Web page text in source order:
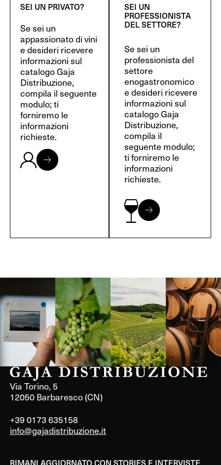
SEI UN PRIVATO?
Se sei un
appassionato di vini
e desideri ricevere
informazioni sul
catalogo Gaja
Distribuzione,
compila il seguente
modulo; ti
forniremo le
informazioni
richieste.
SEI UN
PROFESSIONISTA
DEL SETTORE?
Se sei un
professionista del
settore
enogastronomico
e desideri ricevere
informazioni sul
catalogo Gaja
Distribuzione,
compila il
seguente modulo;
ti forniremo le
informazioni
richieste.
Langa, 1977 Borgogna,
Francia
Borgogna,
Francia
Instagram
Via Torino, 5
12050 Barbaresco (CN)
+39 0173 635158
info@gajadistribuzione.it
RIMANI AGGIORNATO CON STORIES E INTERVISTE